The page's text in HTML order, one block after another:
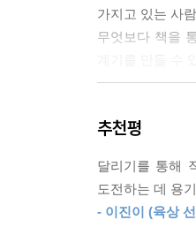
죽을힘을 다해
나 보다. 어쩌
가지고 있는 사
무엇보다 책을
숨 고르기를 하
달리기 인생 8년
추천평
달리기를 통해
도전하는 데 용
- 이진이 (육상